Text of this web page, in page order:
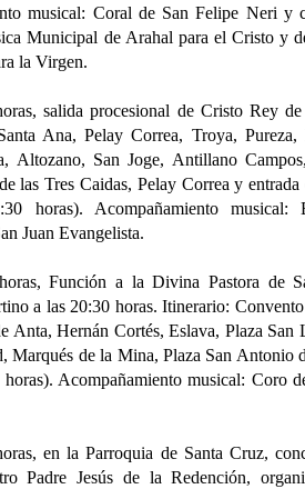
musical: Coral de San Felipe Neri y
Municipal de Arahal para el Cristo y
la Virgen.
salida procesional de Cristo Rey
Ana, Pelay Correa, Troya,
Altozano, San Joge, Antillano
las Tres Caidas, Pelay Correa y
horas). Acompañamiento
Juan Evangelista.
Función a la Divina Pastora de
a las 20:30 horas. Itinerario:
Anta, Hernán Cortés, Eslava, Plaza San
Marqués de la Mina, Plaza San Antonio
horas). Acompañamiento musical: Coro
en la Parroquia de Santa Cruz,
Padre Jesús de la Redención,